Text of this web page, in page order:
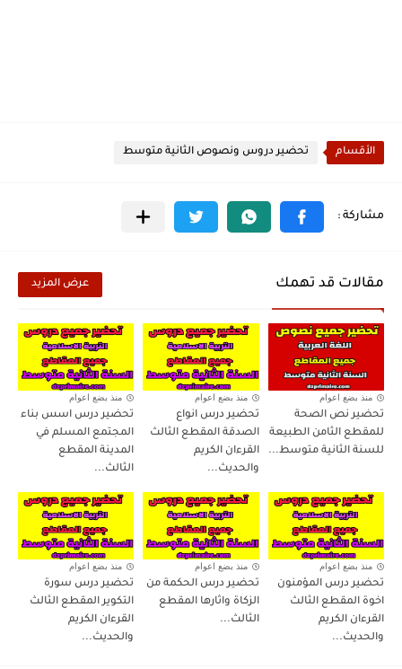
الأقسام تحضير دروس ونصوص الثانية متوسط
مقالات قد تهمك عرض المزيد
منذ بضع اعوام
تحضير نص الصحة
للمقطع الثامن الطبيعة
للسنة الثانية متوسط...
منذ بضع اعوام
تحضير درس انواع
الصدقة المقطع الثالث
القرءان الكريم
والحديث...
منذ بضع اعوام
تحضير درس اسس بناء
المجتمع المسلم في
المدينة المقطع
الثالث...
منذ بضع اعوام
تحضير درس المؤمنون
اخوة المقطع الثالث
القرءان الكريم
والحديث...
منذ بضع اعوام
تحضير درس الحكمة من
الزكاة واثارها المقطع
الثالث...
منذ بضع اعوام
تحضير درس سورة
التكوير المقطع الثالث
القرءان الكريم
والحديث...